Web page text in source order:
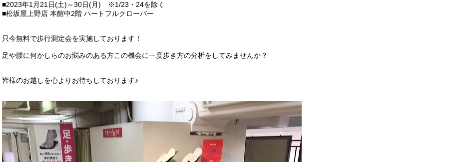
■2023年1月21日(土)～30日(月) ※1/23・24を除く
■松坂屋上野店 本館中2階 ハートフルクローバー
只今無料で歩行測定会を実施しております！
足や腰に何かしらのお悩みのある方この機会に一度歩き方の分析をしてみませんか？
皆様のお越しを心よりお待ちしております♪